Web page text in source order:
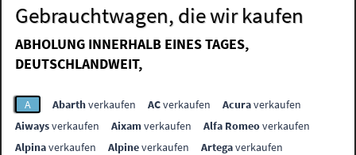
Gebrauchtwagen, die wir kaufen
ABHOLUNG INNERHALB EINES TAGES,
DEUTSCHLANDWEIT,
A Abarthverkaufen ACverkaufen Acuraverkaufen
Aiwaysverkaufen Aixamverkaufen Alfa Romeoverkaufen
Alpinaverkaufen Alpineverkaufen Artegaverkaufen